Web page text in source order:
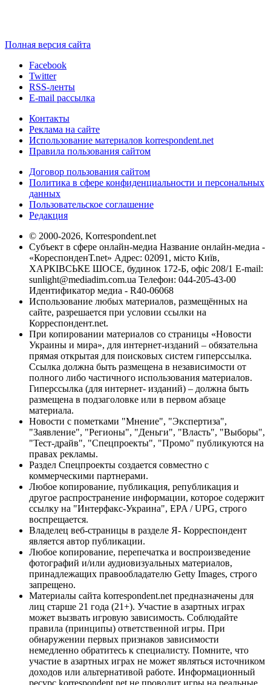
Полная версия сайта
Facebook
Twitter
RSS-ленты
E-mail рассылка
Контакты
Реклама на сайте
Использование материалов korrespondent.net
Правила пользования сайтом
Договор пользования сайтом
Политика в сфере конфиденциальности и персональных
данных
Пользовательское соглашение
Редакция
© 2000-2026, Korrespondent.net
Субъект в сфере онлайн-медиа Название онлайн-медиа -
«КореспонденТ.net» Адрес: 02091, місто Київ,
ХАРКІВСЬКЕ ШОСЕ, будинок 172-Б, офіс 208/1 E-mail:
sunlight@mediadim.com.ua Телефон: 044-205-43-00
Идентификатор медиа - R40-06068
Использование любых материалов, размещённых на
сайте, разрешается при условии ссылки на
Корреспондент.net.
При копировании материалов со страницы «Новости
Украины и мира», для интернет-изданий – обязательна
прямая открытая для поисковых систем гиперссылка.
Ссылка должна быть размещена в независимости от
полного либо частичного использования материалов.
Гиперссылка (для интернет- изданий) – должна быть
размещена в подзаголовке или в первом абзаце
материала.
Новости с пометками "Мнение", "Экспертиза",
"Заявление", "Регионы", "Деньги", "Власть", "Выборы",
"Тест-драйв", "Спецпроекты", "Промо" публикуются на
правах рекламы.
Раздел Спецпроекты создается совместно с
коммерческими партнерами.
Любое копирование, публикация, републикация и
другое распространение информации, которое содержит
ссылку на "Интерфакс-Украина", EPA / UPG, строго
воспрещается.
Владелец веб-страницы в разделе Я- Корреспондент
является автор публикации.
Любое копирование, перепечатка и воспроизведение
фотографий и/или аудиовизуальных материалов,
принадлежащих правообладателю Getty Images, строго
запрещено.
Материалы сайта korrespondent.net предназначены для
лиц старше 21 года (21+). Участие в азартных играх
может вызвать игровую зависимость. Соблюдайте
правила (принципы) ответственной игры. При
обнаружении первых признаков зависимости
немедленно обратитесь к специалисту. Помните, что
участие в азартных играх не может являться источником
доходов или альтернативой работе. Информационный
ресурс korrespondent.net не проводит игры на реальные